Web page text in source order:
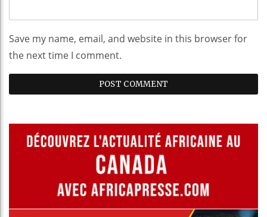
Save my name, email, and website in this browser for
the next time I comment.